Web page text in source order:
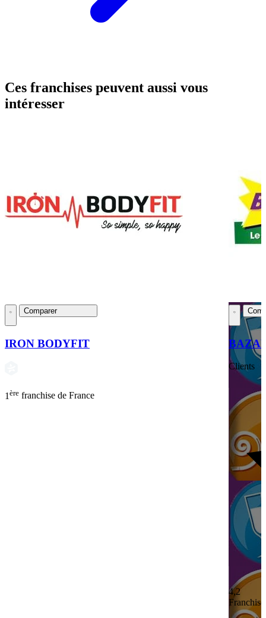
Ces franchises peuvent aussi vous
intéresser
Comparer
IRON BODYFIT
1 ère franchise de France
Clients
4,2
Franchisé